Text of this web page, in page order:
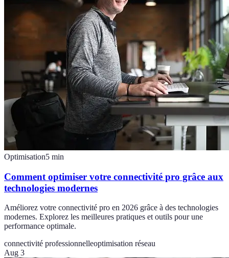
Optimisation5 min
Comment optimiser votre connectivité pro grâce aux
technologies modernes
Améliorez votre connectivité pro en 2026 grâce à des technologies
modernes. Explorez les meilleures pratiques et outils pour une
performance optimale.
connectivité professionnelleoptimisation réseau
Aug 3